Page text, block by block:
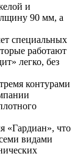
и
90 мм, а
специальных
работают
легко, без
контурами
«Гардиан», что
видами